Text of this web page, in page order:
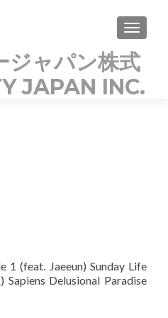
ジャパン株式
JAPAN INC.
1 (feat. Jaeeun) Sunday Life
Delusional Paradise